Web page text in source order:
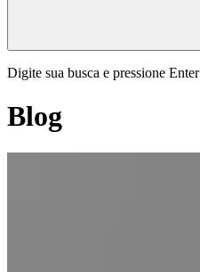
Digite sua busca e pressione Enter
Blog